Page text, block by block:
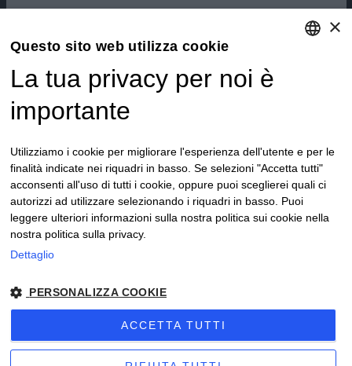
RUATASIO HOME 2024 - P. Iva: 01020740047 |
legali|Informativa cronotachigrafi| CookieSitemapSito
×
Questo sito web utilizza cookie
La tua privacy per noi è
importante
Utilizziamo i cookie per migliorare l'esperienza dell'utente e per le
finalità indicate nei riquadri in basso. Se selezioni "Accetta tutti"
acconsenti all'uso di tutti i cookie, oppure puoi sceglierei quali ci
autorizzi ad utilizzare selezionando i riquadri in basso. Puoi
leggere ulteriori informazioni sulla nostra politica sui cookie nella
nostra politica sulla privacy.
Dettaglio
PERSONALIZZA COOKIE
ACCETTA TUTTI